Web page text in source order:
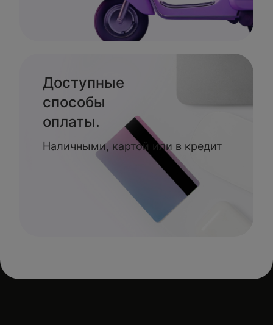
Доступные
способы
оплаты.
Наличными, картой или в кредит